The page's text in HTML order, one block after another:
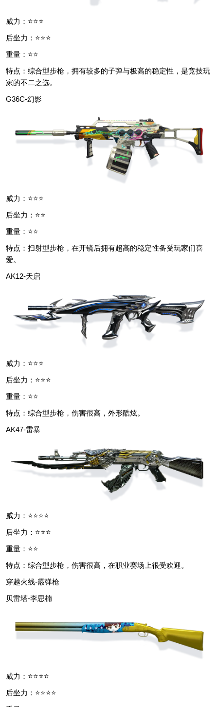
威力：⭐⭐⭐
后坐力：⭐⭐⭐
重量：⭐⭐
特点：综合型步枪，拥有较多的子弹与极高的稳定性，是竞技玩
家的不二之选。
G36C-幻影
威力：⭐⭐⭐
后坐力：⭐⭐
重量：⭐⭐
特点：扫射型步枪，在开镜后拥有超高的稳定性备受玩家们喜
爱。
AK12-天启
威力：⭐⭐⭐
后坐力：⭐⭐⭐
重量：⭐⭐
特点：综合型步枪，伤害很高，外形酷炫。
AK47-雷暴
威力：⭐⭐⭐⭐
后坐力：⭐⭐⭐
重量：⭐⭐
特点：综合型步枪，伤害很高，在职业赛场上很受欢迎。
穿越火线-霰弹枪
贝雷塔-李思楠
威力：⭐⭐⭐⭐
后坐力：⭐⭐⭐⭐